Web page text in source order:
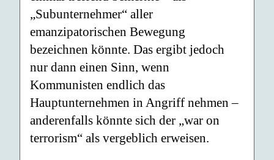
„Subunternehmer“ aller
emanzipatorischen Bewegung
bezeichnen könnte. Das ergibt jedoch
nur dann einen Sinn, wenn
Kommunisten endlich das
Hauptunternehmen in Angriff nehmen –
anderenfalls könnte sich der „war on
terrorism“ als vergeblich erweisen.